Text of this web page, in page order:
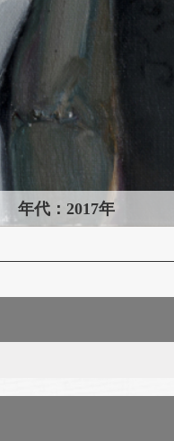
年代：2017年